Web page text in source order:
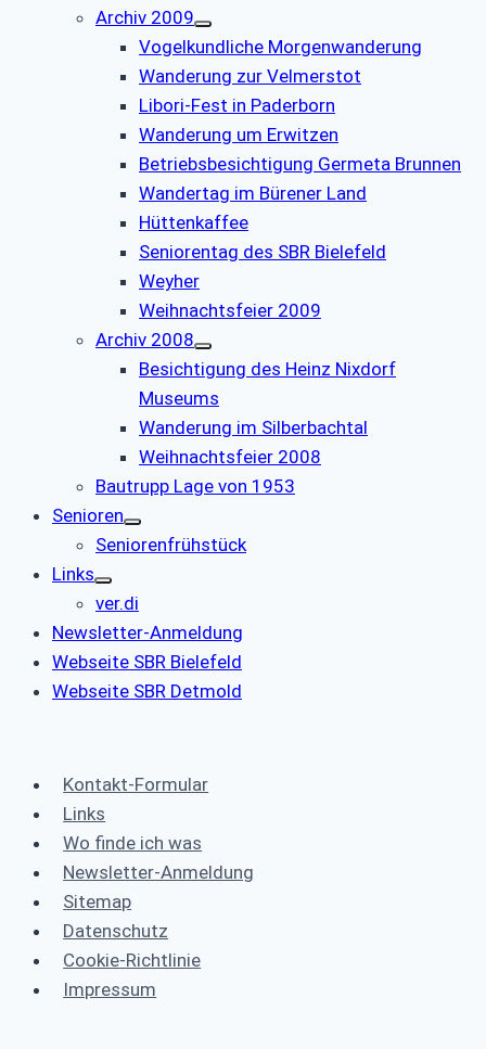
Archiv 2009
Vogelkundliche Morgenwanderung
Wanderung zur Velmerstot
Libori-Fest in Paderborn
Wanderung um Erwitzen
Betriebsbesichtigung Germeta Brunnen
Wandertag im Bürener Land
Hüttenkaffee
Seniorentag des SBR Bielefeld
Weyher
Weihnachtsfeier 2009
Archiv 2008
Besichtigung des Heinz Nixdorf
Museums
Wanderung im Silberbachtal
Weihnachtsfeier 2008
Bautrupp Lage von 1953
Senioren
Seniorenfrühstück
Links
ver.di
Newsletter-Anmeldung
Webseite SBR Bielefeld
Webseite SBR Detmold
Kontakt-Formular
Links
Wo finde ich was
Newsletter-Anmeldung
Sitemap
Datenschutz
Cookie-Richtlinie
Impressum